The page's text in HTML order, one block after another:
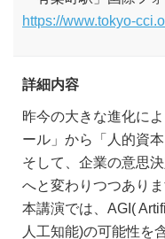
https://www.tokyo-
詳細内容
昨今の大きな進化に
ール」から「人的資
そして、企業の意思
へと変わりつつありま
本講演では、AGI(
人工知能)の可能性を